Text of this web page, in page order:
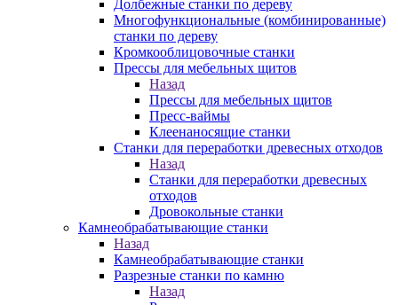
Долбежные станки по дереву
Многофункциональные (комбинированные)
станки по дереву
Кромкооблицовочные станки
Прессы для мебельных щитов
Назад
Прессы для мебельных щитов
Пресс-ваймы
Клеенаносящие станки
Станки для переработки древесных отходов
Назад
Станки для переработки древесных
отходов
Дровокольные станки
Камнеобрабатывающие станки
Назад
Камнеобрабатывающие станки
Разрезные станки по камню
Назад